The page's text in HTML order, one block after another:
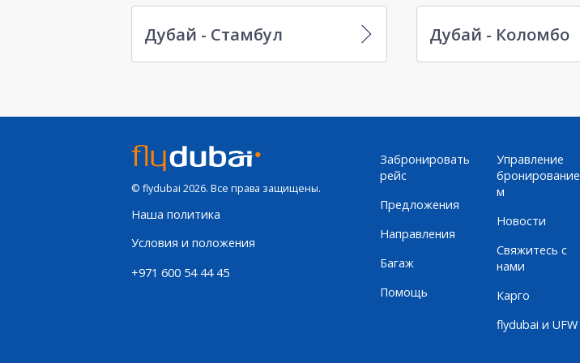
Дубай - Стамбул Дубай - Коломбо
© flydubai 2026. Все права защищены.
Наша политика
Условия и положения
+971 600 54 44 45
Забронировать
рейс
Предложения
Направления
Багаж
Помощь
Управление
бронирование
м
Новости
Свяжитесь с
нами
Карго
flydubai и UFW